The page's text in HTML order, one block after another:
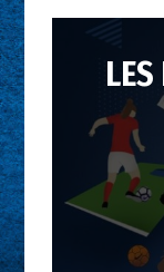
Vous
de
de